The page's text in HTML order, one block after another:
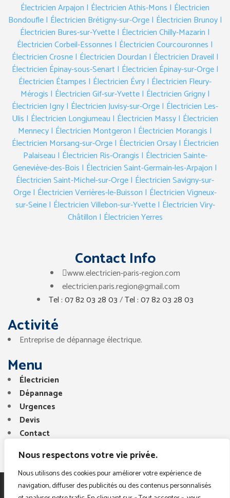
Nous respectons votre vie privée.
Nous utilisons des cookies pour améliorer votre expérience de
navigation, diffuser des publicités ou des contenus personnalisés
Électricien Arpajon | Électricien Athis-Mons | Électricien
Bondoufle | Électricien Brétigny-sur-Orge | Électricien Brunoy |
Électricien Bures-sur-Yvette| Électricien Chilly-Mazarin |
Électricien Corbeil-Essonnes | Électricien Courcouronnes |
Électricien Crosne | Électricien Dourdan | Électricien Draveil |
Électricien Épinay-sous-Senart | Électricien Épinay-sur-Orge |
Électricien Étampes | Électricien Évry| Électricien Fleury-
Mérogis | Électricien Gif-sur-Yvette | Électricien Grigny |
Électricien Igny| Électricien Juvisy-sur-Orge| Électricien Les-
Ulis | Électricien Longjumeau | Électricien Massy| Électricien
Mennecy| Électricien Montgeron | Électricien Morangis |
Électricien Morsang-sur-Orge | Électricien Orsay | Électricien
Palaiseau | Électricien Ris-Orangis | Électricien Sainte-
Geneviève-des-Bois | Électricien Saint-Germain-les-Arpajon |
Électricien Saint-Michel-sur-Orge| Électricien Savigny-sur-
Orge| Électricien Verrières-le-Buisson | Électricien Vigneux-
sur-Seine | Électricien Villebon-sur-Yvette | Électricien Viry-
Châtillon | Électricien Yerres
Contact Info
www.electricien-paris-region.com
electricien.paris.region@gmail.com
Tel : 07 82 03 28 03/Tel : 07 82 03 28 03
Activité
Entreprise de dépannage électrique.
Menu
Électricien
Dépannage
Urgences
Devis
Contact
Copyright © 2025. Tous droits réservés. Electricien